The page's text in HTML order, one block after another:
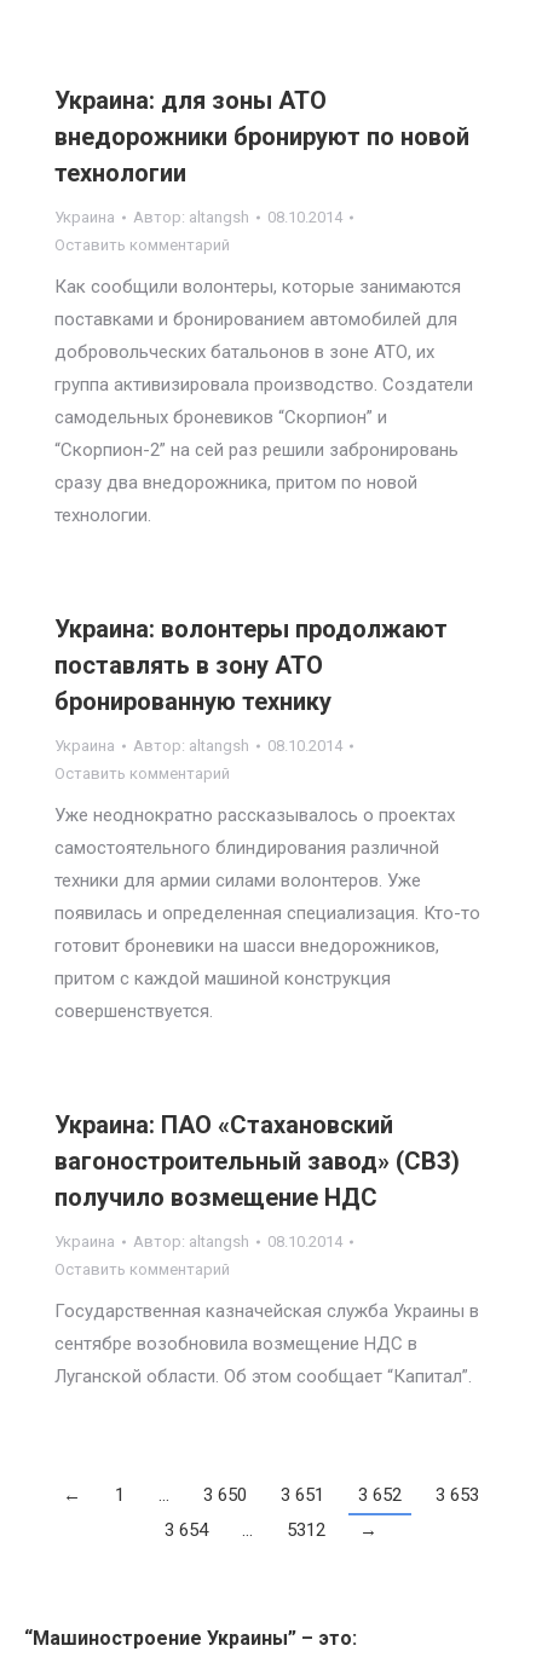
Украина: для зоны АТО
внедорожники бронируют по новой
технологии
Украина Автор: altangsh
08.10.2014
Оставить комментарий
Как сообщили волонтеры, которые занимаются
поставками и бронированием автомобилей для
добровольческих батальонов в зоне АТО, их
группа активизировала производство. Создатели
самодельных броневиков “Скорпион” и
“Скорпион-2” на сей раз решили забронировань
сразу два внедорожника, притом по новой
технологии.
Украина: волонтеры продолжают
поставлять в зону АТО
бронированную технику
Украина Автор: altangsh
08.10.2014
Оставить комментарий
Уже неоднократно рассказывалось о проектах
самостоятельного блиндирования различной
техники для армии силами волонтеров. Уже
появилась и определенная специализация. Кто-то
готовит броневики на шасси внедорожников,
притом с каждой машиной конструкция
совершенствуется.
Украина: ПАО «Стахановский
вагоностроительный завод» (СВЗ)
получило возмещение НДС
Украина Автор: altangsh
08.10.2014
Оставить комментарий
Государственная казначейская служба Украины в
сентябре возобновила возмещение НДС в
Луганской области. Об этом сообщает “Капитал”.
← 1 … 3 650 3 651 3 652
3 653
3 654
… 5312 →
“Машиностроение Украины” – это: